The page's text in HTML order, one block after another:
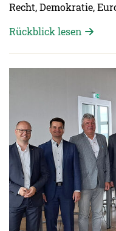
Recht, Demokratie,
Rückblick lesen